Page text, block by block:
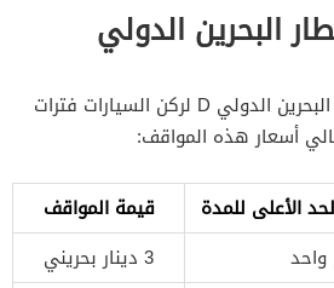
البحرين الدولي
تم تخصيص مواقف مطار البحرين الدولي D لركن السيارات فترات
أسعار هذه المواقف:
الأعلى للمدة
قيمة المواقف
3 دينار بحريني